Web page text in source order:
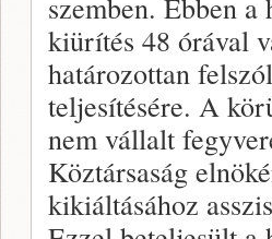
kiürítés 48 órával
határozottan
teljesítésére. A
nem vállalt
Köztársaság
kikiáltásához